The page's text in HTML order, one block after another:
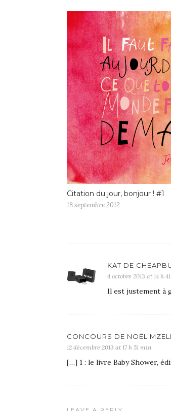
Citation du jour, bonjour ! #1
18 septembre 2012
KAT DE
4 octobre 2013 at 14 h
Il est justement à
CONCOURS DE NOËL
12 décembre 2013 at 17 h 51 min
[…] 1 : le livre Baby Shower,